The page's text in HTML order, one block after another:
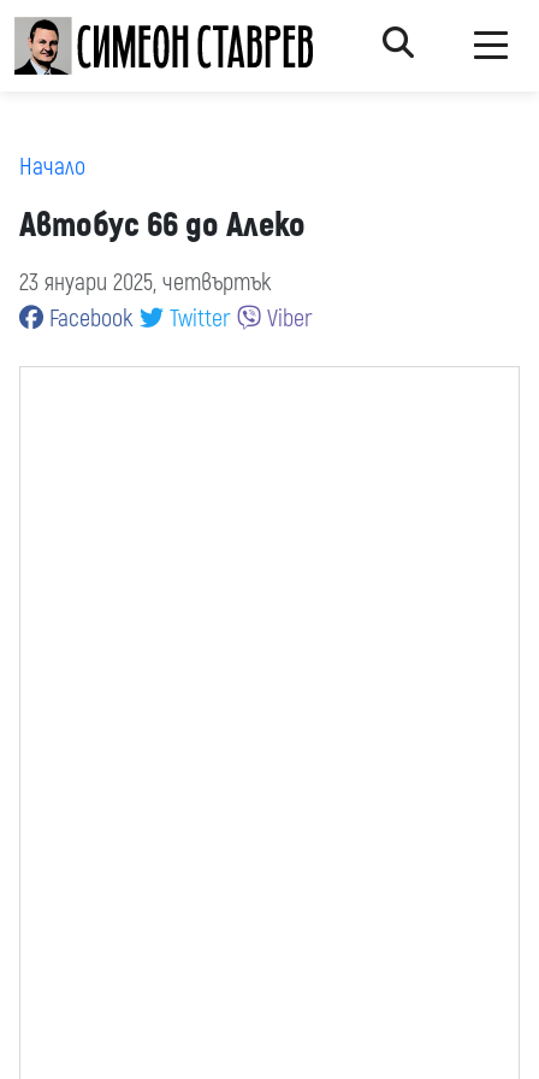
Начало
Автобус 66 до Алеко
23 януари 2025, четвъртък
Facebook
Twitter Viber